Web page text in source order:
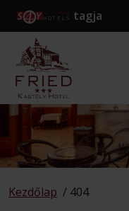
tagja
Kezdőlap / 404